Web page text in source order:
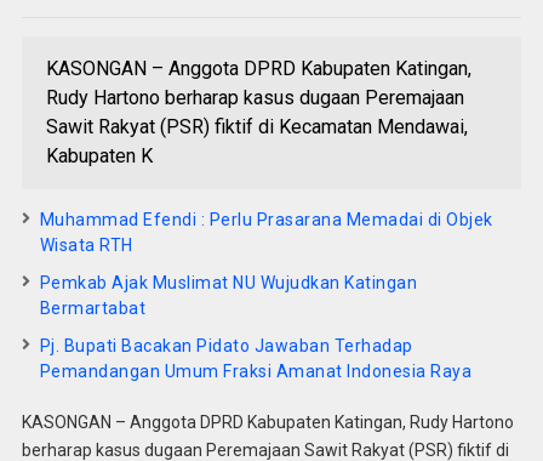
KASONGAN – Anggota DPRD Kabupaten Katingan,
Rudy Hartono berharap kasus dugaan Peremajaan
Sawit Rakyat (PSR) fiktif di Kecamatan Mendawai,
Kabupaten K
Muhammad Efendi : Perlu Prasarana Memadai di Objek
Wisata RTH
Pemkab Ajak Muslimat NU Wujudkan Katingan
Bermartabat
Pj. Bupati Bacakan Pidato Jawaban Terhadap
Pemandangan Umum Fraksi Amanat Indonesia Raya
KASONGAN – Anggota DPRD Kabupaten Katingan, Rudy Hartono
berharap kasus dugaan Peremajaan Sawit Rakyat (PSR) fiktif di